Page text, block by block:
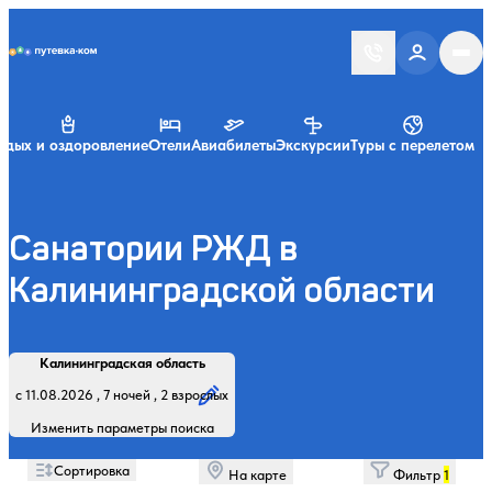
и оздоровлениеОтелиАвиабилетыЭкскурсииТуры с перелетом
Санатории РЖД в
Калининградской области
Калининградская область
с 11.08.2026 , 7 ночей , 2 взрослых
Изменить параметры поиска
Регион, курорт или название
Профиль лечения:
Отдыхающие:
Дата заезда:
Кол-во ночей:
Найти
Сортировка На карте Фильтр 1